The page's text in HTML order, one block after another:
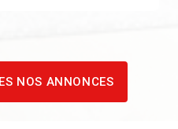
NOS ANNONCES